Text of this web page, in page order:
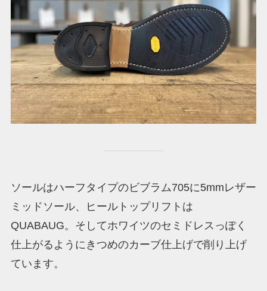
ソールはハーフタイプのビブラム705に5mmレザー
ミッドソール、ヒールトップリフトは
QUABAUG。そしてホワイツのセミドレスっぽく
仕上がるようにきつめのカーブ仕上げで削り上げ
ています。